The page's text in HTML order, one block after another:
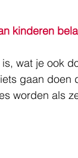
kinderen
wat je ook
gaan doen
worden als